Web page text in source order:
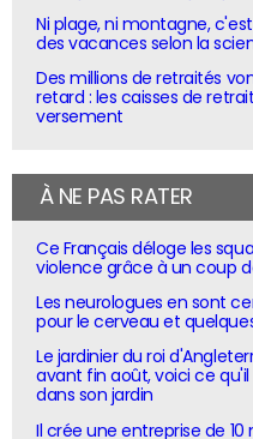
Ni plage, ni montagne,
des vacances selon la
Des millions de retraités
retard : les caisses de
versement
À NE PAS RATER
Ce Français déloge les
violence grâce à un coup
Les neurologues en sont
pour le cerveau et
Le jardinier du roi
avant fin août, voici ce
dans son jardin
Il crée une entreprise de